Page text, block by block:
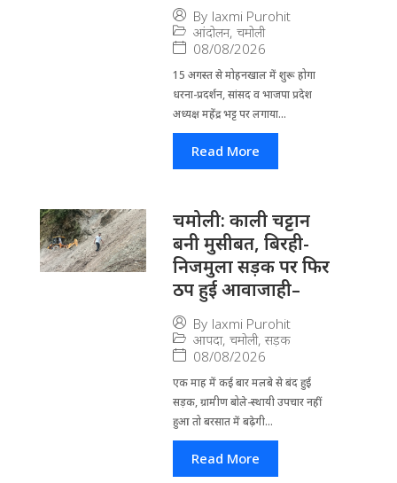
By laxmi Purohit
आंदोलन, चमोली
08/08/2026
15 अगस्त से मोहनखाल में शुरू होगा
धरना-प्रदर्शन, सांसद व भाजपा प्रदेश
अध्यक्ष महेंद्र भट्ट पर लगाया...
Read More
चमोली: काली चट्टान
बनी मुसीबत, बिरही-
निजमुला सड़क पर फिर
ठप हुई आवाजाही–
By laxmi Purohit
आपदा, चमोली, सड़क
08/08/2026
एक माह में कई बार मलबे से बंद हुई
सड़क, ग्रामीण बोले-स्थायी उपचार नहीं
हुआ तो बरसात में बढ़ेगी...
Read More